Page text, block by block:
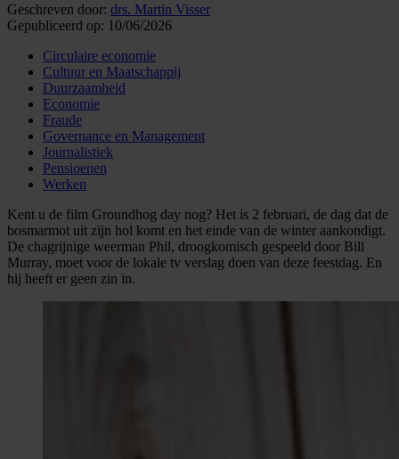
Geschreven door: drs. Martin Visser
Gepubliceerd op: 10/06/2026
Circulaire economie
Cultuur en Maatschappij
Duurzaamheid
Economie
Fraude
Governance en Management
Journalistiek
Pensioenen
Werken
Kent u de film Groundhog day nog? Het is 2 februari, de dag dat de
bosmarmot uit zijn hol komt en het einde van de winter aankondigt.
De chagrijnige weerman Phil, droogkomisch gespeeld door Bill
Murray, moet voor de lokale tv verslag doen van deze feestdag. En
hij heeft er geen zin in.